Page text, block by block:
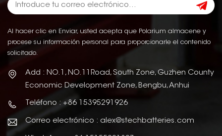
Al hacer clic en Enviar, usted acepta que Polarium almacene y
procese su información personal para proporcionarle el contenido
solicitado.
Add : NO.1, NO.11Road, South Zone, Guzhen County
Economic Development Zone, Bengbu, Anhui
Teléfono : +86 15395291926
Correo electrónico : alex@stechbatteries.com